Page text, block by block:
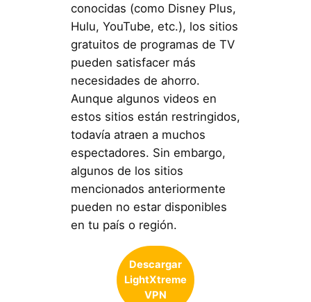
conocidas (como Disney Plus,
Hulu, YouTube, etc.), los sitios
gratuitos de programas de TV
pueden satisfacer más
necesidades de ahorro.
Aunque algunos videos en
estos sitios están restringidos,
todavía atraen a muchos
espectadores. Sin embargo,
algunos de los sitios
mencionados anteriormente
pueden no estar disponibles
en tu país o región.
Descargar
LightXtreme
VPN